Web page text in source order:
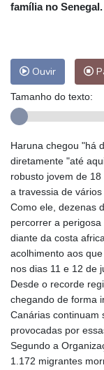
família no Senegal.
Ouvir
Tamanho do texto:
Haruna chegou "há
diretamente "até
robusto jovem de
a travessia de
Como ele, dezenas
percorrer a
diante da costa
acolhimento aos
nos dias 11 e 12 de
Desde o recorde
chegando de forma
Canárias continuam
provocadas por
Segundo a
1.172 migrantes